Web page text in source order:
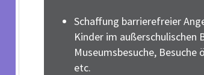
Schaffung barrierefreier
Kinder im außerschulischen
Museumsbesuche,
etc.